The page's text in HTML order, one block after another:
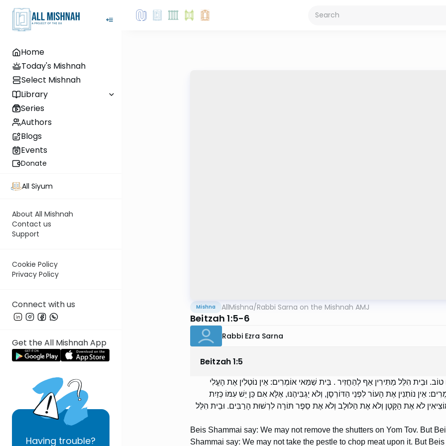
Home
Today's Mishnah
Select Mishnah
Library
Series
Authors
Blogs
Events
Donate
All Siyum
About All Mishnah
Contact us
Support
Cookie Policy
Privacy Policy
Connect with us
Get the All Mishnah App
Having trouble?
Mishna AllMishna/Rabbi Sarna on the Mishnah AMJ
Beitzah 1:5-6
Rabbi Ezra Sarna
Beitzah1:5
וּבֵית הִלֵּל מַתִּירִין אַף לְהַחֲזִיר . בֵּית שַׁמַּאי אוֹמְרִים: אֵין נוֹטְלִין אֶת הָעֱלִי
אֵין נוֹתְנִין אֶת הָעוֹר לִפְנֵי הַדּוֹרְסָן, וְלֹא יַגְבִּיהֶנּוּ, אֶלָּא אִם כֵּן יֵשׁ עִמּוֹ כְּזַיִת
לֹא אֶת הַקָּטָן וְלֹא אֶת הַלּוּלָב וְלֹא אֶת סֵפֶר תּוֹרָה לִרְשׁוּת הָרַבִּים. וּבֵית הִלֵּל
Beis Shammai say: We may not remove the shutters on Yom Tov. But
Shammai say: We may not take the pestle to chop meat upon it. But